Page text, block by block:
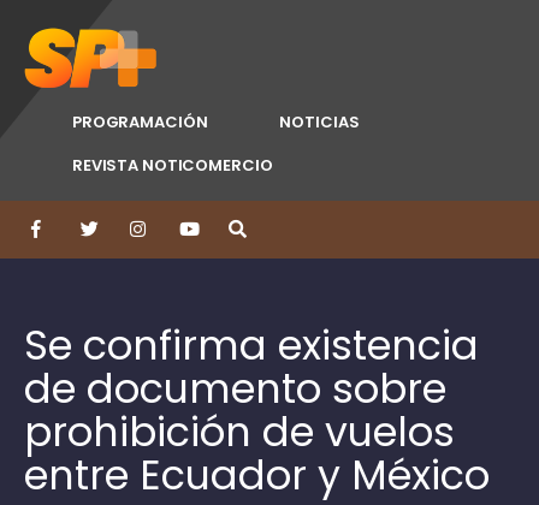
PROGRAMACIÓN
NOTICIAS
REVISTA NOTICOMERCIO
Se confirma existencia
de documento sobre
prohibición de vuelos
entre Ecuador y México